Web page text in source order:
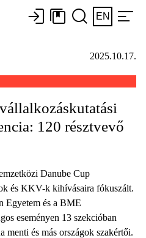
EN
2025.10.17.
120 résztvevő
Danube Cup
és KKV-k kihívásaira fókuszált.
Egyetem és a BME
eseményen 13 szekcióban
menti és más országok szakértői.